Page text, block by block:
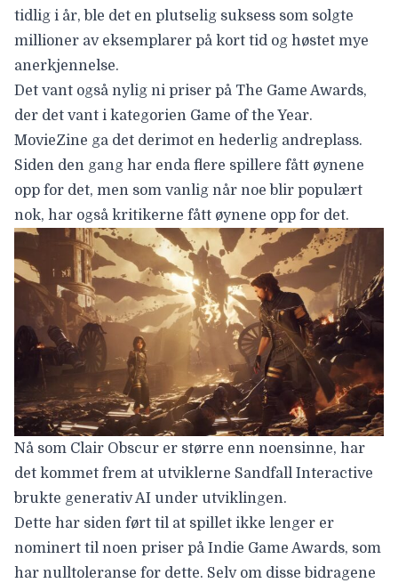
tidlig i år, ble det en plutselig suksess som solgte
millioner av eksemplarer på kort tid og høstet mye
anerkjennelse.
Det vant også nylig ni priser på The Game Awards,
der det vant i kategorien Game of the Year.
MovieZine ga det derimot en hederlig andreplass.
Siden den gang har enda flere spillere fått øynene
opp for det, men som vanlig når noe blir populært
nok, har også kritikerne fått øynene opp for det.
Nå som Clair Obscur er større enn noensinne, har
det kommet frem at utviklerne Sandfall Interactive
brukte generativ AI under utviklingen.
Dette har siden ført til at spillet ikke lenger er
nominert til noen priser på Indie Game Awards, som
har nulltoleranse for dette. Selv om disse bidragene